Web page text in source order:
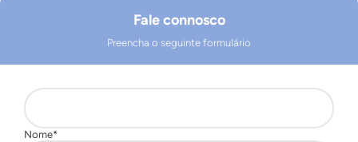
Fale connosco
Preencha o seguinte formulário